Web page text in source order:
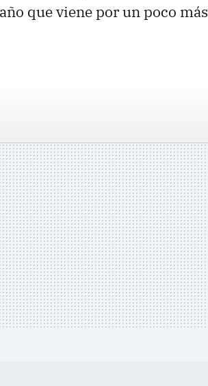
que viene por un poco más